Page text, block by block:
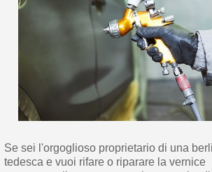
Se sei l'orgoglioso proprietario di una
tedesca e vuoi rifare o riparare la vernice